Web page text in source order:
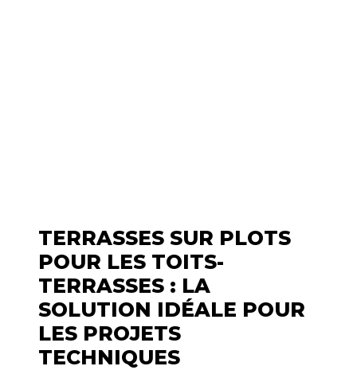
TERRASSES SUR PLOTS
POUR LES TOITS-
TERRASSES : LA
SOLUTION IDÉALE POUR
LES PROJETS
TECHNIQUES